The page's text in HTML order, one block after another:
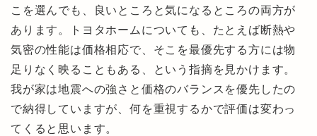
こを選んでも、良いところと気になるところの両方が
あります。トヨタホームについても、たとえば断熱や
気密の性能は価格相応で、そこを最優先する方には物
足りなく映ることもある、という指摘を見かけます。
我が家は地震への強さと価格のバランスを優先したの
で納得していますが、何を重視するかで評価は変わっ
てくると思います。